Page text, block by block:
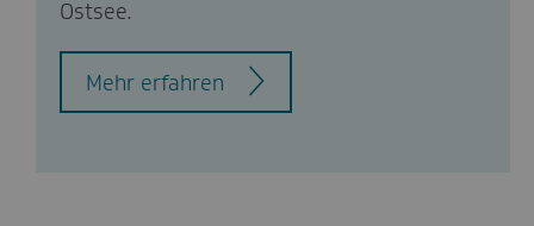
Ostsee.
Mehr erfahren